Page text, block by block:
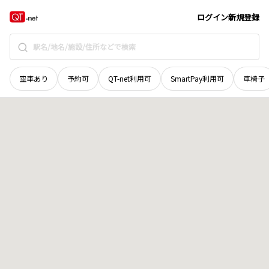
ログイン新規登録
空車あり 予約可 QT-net利用可 SmartPay利用可 車椅子
山口県